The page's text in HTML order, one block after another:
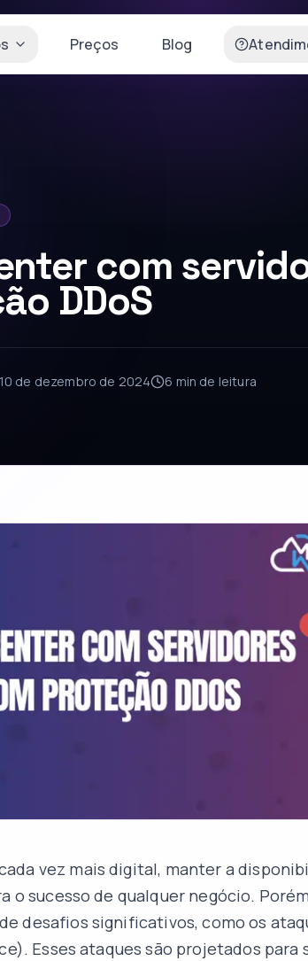
Preços Blog
com
DDoS
de dezembro de 2024 6 min de leitura
vez mais digital, manter a
o sucesso de qualquer negócio.
desafios significativos, como os
Esses ataques são projetados para